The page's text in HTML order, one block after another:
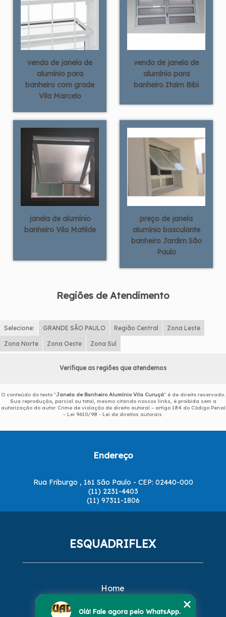
venda de janela de
alumínio para
banheiro com grade
Vila Marcelo
venda de janela de
alumínio para
banheiro Itaim Bibi
janela de alumínio
banheiro Vila Matilde
preço de janela
alumínio basculante
banheiro Jardim São
Paulo
Regiões de Atendimento
Selecione: GRANDE SÃO PAULO Região Central Zona Leste
Zona Norte Zona Oeste Zona Sul
Verifique as regiões que atendemos
O conteúdo do texto "Janela de Banheiro Alumínio Vila Curuçá" é de direito reservado.
Sua reprodução, parcial ou total, mesmo citando nossos links, é proibida sem a
autorização do autor. Crime de violação de direito autoral – artigo 184 do Código Penal
– Lei 9610/98 - Lei de direitos autorais.
Endereço
Rua Friburgo , 161 São Paulo - CEP: 02440-000
(11) 2231-4403
(11) 97311-1806
ESQUADRIFLEX
Home
Missão
Olá! Fale agora pelo WhatsApp.